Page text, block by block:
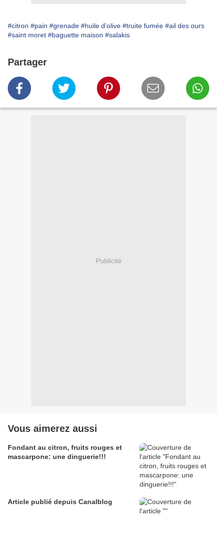
#citron #pain #grenade #huile d'olive #truite fumée #ail des ours
#saint moret #baguette maison #salakis
Partager
Publicité
Vous aimerez aussi
Fondant au citron, fruits rouges et
mascarpone: une dinguerie!!!
Article publié depuis Canalblog